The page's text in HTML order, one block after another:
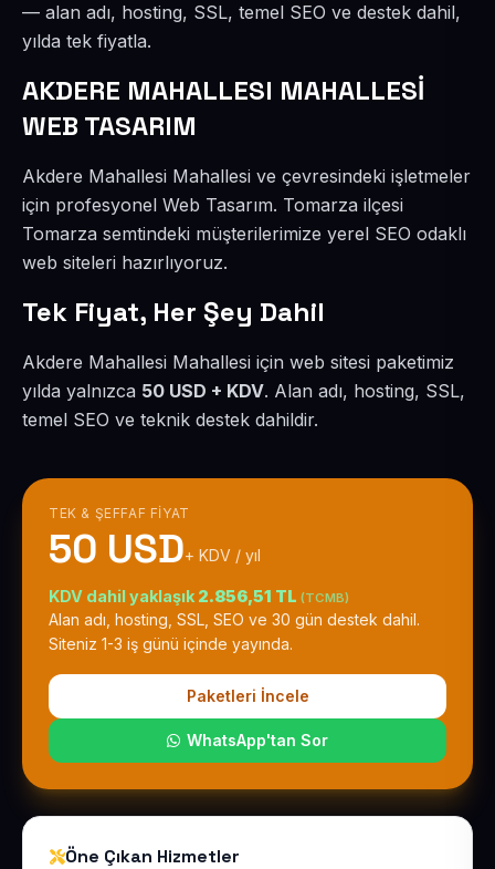
— alan adı, hosting, SSL, temel SEO ve destek dahil,
yılda tek fiyatla.
AKDERE MAHALLESI MAHALLESİ
WEB TASARIM
Akdere Mahallesi Mahallesi ve çevresindeki işletmeler
için profesyonel Web Tasarım. Tomarza ilçesi
Tomarza semtindeki müşterilerimize yerel SEO odaklı
web siteleri hazırlıyoruz.
Tek Fiyat, Her Şey Dahil
Akdere Mahallesi Mahallesi için web sitesi paketimiz
yılda yalnızca 50 USD + KDV. Alan adı, hosting, SSL,
temel SEO ve teknik destek dahildir.
TEK & ŞEFFAF FIYAT
50 USD+ KDV / yıl
KDV dahil yaklaşık 2.856,51 TL (TCMB)
Alan adı, hosting, SSL, SEO ve 30 gün destek dahil.
Siteniz 1-3 iş günü içinde yayında.
Paketleri İncele
WhatsApp'tan Sor
Öne Çıkan Hizmetler